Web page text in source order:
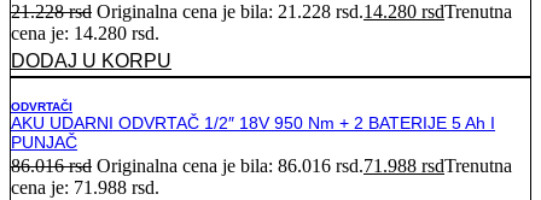
21.228rsd Originalna cena je bila: 21.228 rsd.14.280 rsdTrenutna
cena je: 14.280 rsd.
DODAJ U KORPU
ODVRTAČI
AKU UDARNI ODVRTAČ 1/2″ 18V 950 Nm + 2 BATERIJE 5 Ah I
PUNJAČ
86.016rsd Originalna cena je bila: 86.016 rsd.71.988 rsdTrenutna
cena je: 71.988 rsd.